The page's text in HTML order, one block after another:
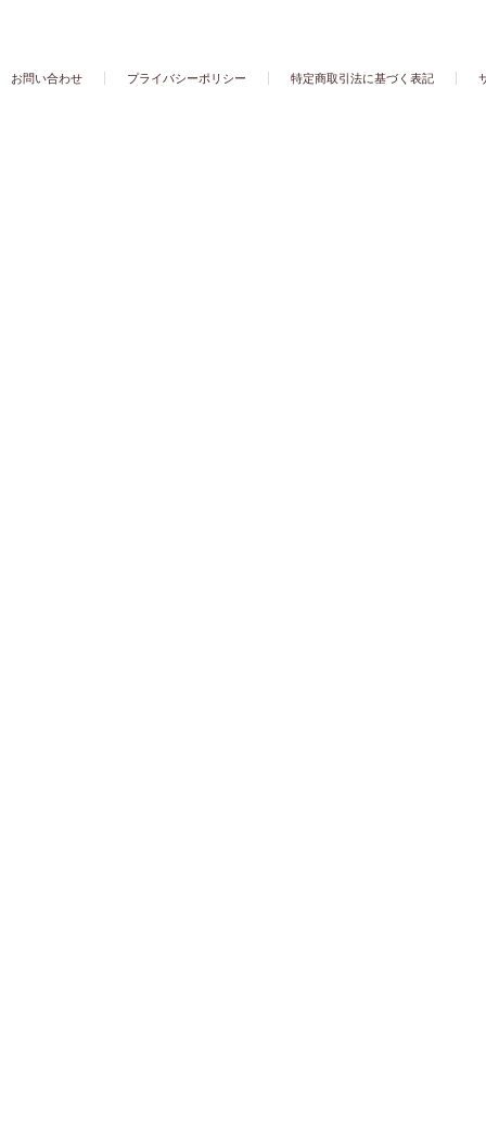
お問い合わせ プライバシーポリシー 特定商取引法に基づく表記